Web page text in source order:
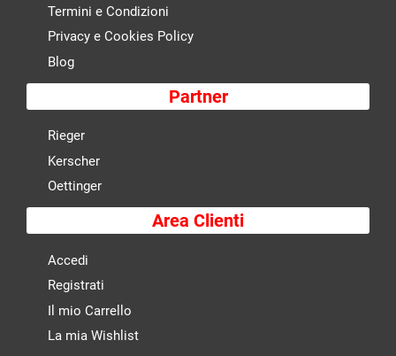
Termini e Condizioni
Privacy e Cookies Policy
Blog
Partner
Rieger
Kerscher
Oettinger
Area Clienti
Accedi
Registrati
Il mio Carrello
La mia Wishlist